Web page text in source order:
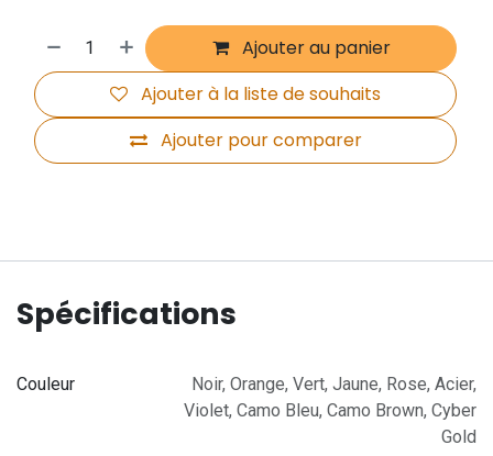
Ajouter au panier
Ajouter pour comparer
Ajouter à la liste de souhaits
Spécifications
Couleur Noir, Orange, Vert, Jaune, Rose, Acier,
Violet, Camo Bleu, Camo Brown, Cyber
Gold